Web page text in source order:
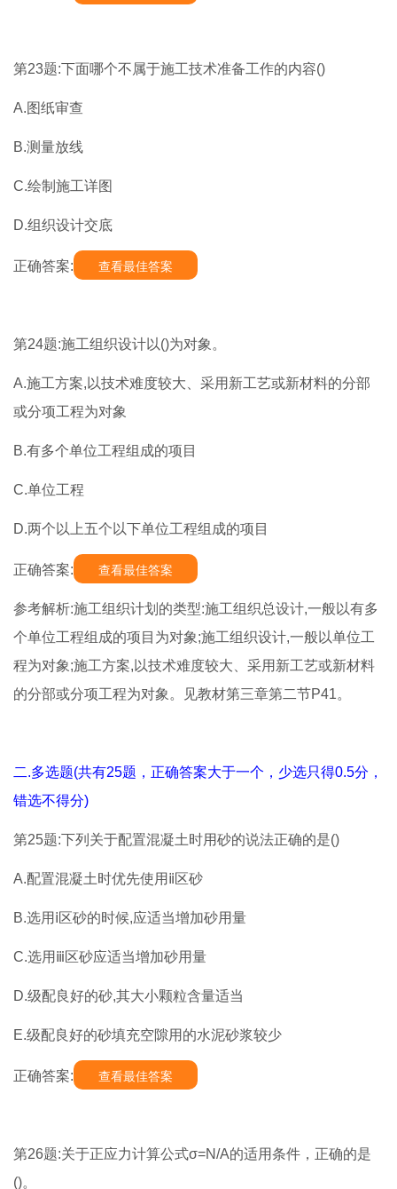
第23题:下面哪个不属于施工技术准备工作的内容()
A.图纸审查
B.测量放线
C.绘制施工详图
D.组织设计交底
正确答案: 查看最佳答案
第24题:施工组织设计以()为对象。
A.施工方案,以技术难度较大、采用新工艺或新材料的分部
或分项工程为对象
B.有多个单位工程组成的项目
C.单位工程
D.两个以上五个以下单位工程组成的项目
正确答案: 查看最佳答案
参考解析:施工组织计划的类型:施工组织总设计,一般以有多
个单位工程组成的项目为对象;施工组织设计,一般以单位工
程为对象;施工方案,以技术难度较大、采用新工艺或新材料
的分部或分项工程为对象。见教材第三章第二节P41。
二.多选题(共有25题，正确答案大于一个，少选只得0.5分，
错选不得分)
第25题:下列关于配置混凝土时用砂的说法正确的是()
A.配置混凝土时优先使用ⅱ区砂
B.选用ⅰ区砂的时候,应适当增加砂用量
C.选用ⅲ区砂应适当增加砂用量
D.级配良好的砂,其大小颗粒含量适当
E.级配良好的砂填充空隙用的水泥砂浆较少
正确答案: 查看最佳答案
第26题:关于正应力计算公式σ=N/A的适用条件，正确的是
()。